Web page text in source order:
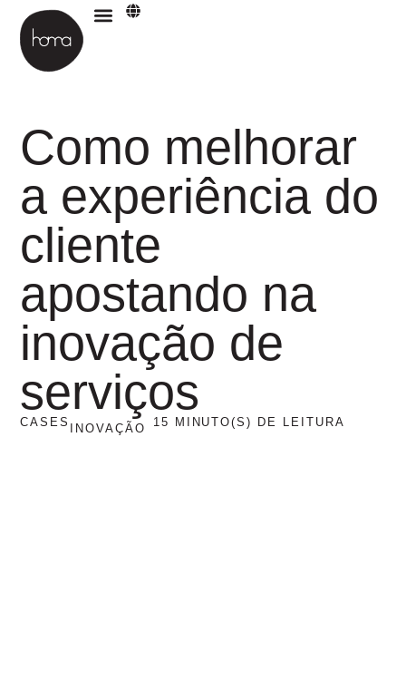
Como melhorar
a experiência do
cliente
apostando na
inovação de
serviços
CASES INOVAÇÃO 15 MINUTO(S) DE LEITURA